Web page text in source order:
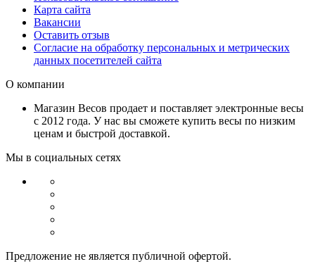
Карта сайта
Вакансии
Оставить отзыв
Согласие на обработку персональных и метрических
данных посетителей сайта
О компании
Магазин Весов продает и поставляет электронные весы
с 2012 года. У нас вы сможете купить весы по низким
ценам и быстрой доставкой.
Мы в социальных сетях
Предложение не является публичной офертой.